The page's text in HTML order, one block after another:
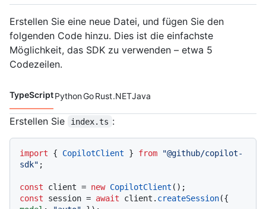
Erstellen Sie eine neue Datei, und fügen Sie den
folgenden Code hinzu. Dies ist die einfachste
Möglichkeit, das SDK zu verwenden – etwa 5
Codezeilen.
Codesprachen navigation
TypeScriptPythonGoRust.NETJava
Erstellen Sie index.ts :
import { CopilotClient } from
"@github/copilot-
sdk" ;
const client = new CopilotClient
const session = await client. createSession